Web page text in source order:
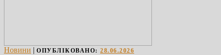
Новини | ОПУБЛІКОВАНО: 28.06.2026